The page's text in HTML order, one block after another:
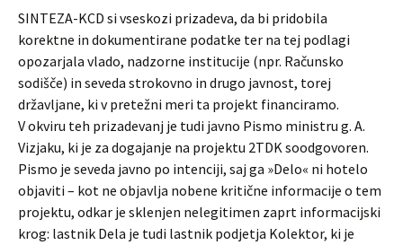
SINTEZA-KCD si vseskozi prizadeva, da bi pridobila
korektne in dokumentirane podatke ter na tej podlagi
opozarjala vlado, nadzorne institucije (npr. Računsko
sodišče) in seveda strokovno in drugo javnost, torej
državljane, ki v pretežni meri ta projekt financiramo.
V okviru teh prizadevanj je tudi javno Pismo ministru g. A.
Vizjaku, ki je za dogajanje na projektu 2TDK soodgovoren.
Pismo je seveda javno po intenciji, saj ga »Delo« ni hotelo
objaviti – kot ne objavlja nobene kritične informacije o tem
projektu, odkar je sklenjen nelegitimen zaprt informacijski
krog: lastnik Dela je tudi lastnik podjetja Kolektor, ki je